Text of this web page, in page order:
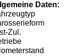
Daten:
Zul.